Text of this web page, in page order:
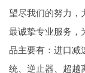
望尽我们的努力，
最诚挚专业服务，
品主要有：进口减
统、逆止器、超越